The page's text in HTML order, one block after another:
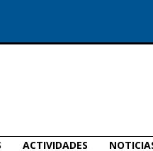
ACTIVIDADES